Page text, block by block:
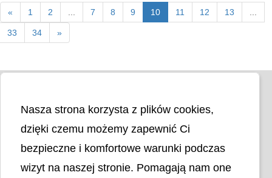
« 1 2 7 8 9 10 11 12 13
33 34 »
Liczba odwiedzin
Nasza strona korzysta z plików cookies,
dzięki czemu możemy zapewnić Ci
bezpieczne i komfortowe warunki podczas
wizyt na naszej stronie. Pomagają nam one